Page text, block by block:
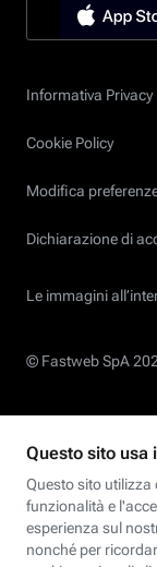
Informativa Privacy
Cookie Policy
Modifica
Dichiarazione di
Le immagini
© Fastweb SpA